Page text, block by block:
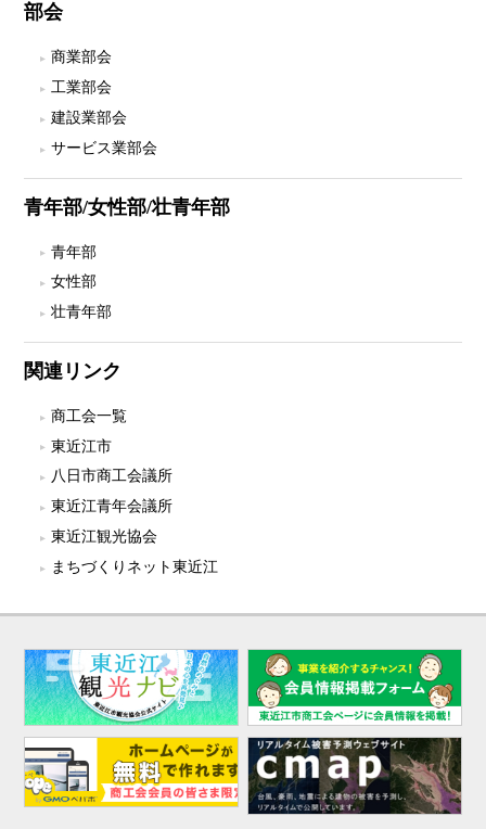
部会
商業部会
工業部会
建設業部会
サービス業部会
青年部/女性部/壮青年部
青年部
女性部
壮青年部
関連リンク
商工会一覧
東近江市
八日市商工会議所
東近江青年会議所
東近江観光協会
まちづくりネット東近江